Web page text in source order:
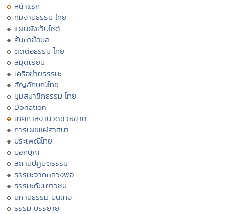
หน้าแรก
ทีมงานธรรมะไทย
แผนผังเว็บไซต์
ค้นหาข้อมูล
ติดต่อธรรมะไทย
สมุดเยี่ยม
เครือข่ายธรรมะ
สัญลักษณ์ไทย
มุมสมาชิกธรรมะไทย
Donation
เทศกาลงานวัดช่วยชาติ
การเผยแผ่ศาสนา
ประเพณีไทย
บอกบุญ
สถานปฏิบัติธรรม
ธรรมะจากหลวงพ่อ
ธรรมะกับเยาวชน
นิทานธรรมะบันเทิง
ธรรมะบรรยาย